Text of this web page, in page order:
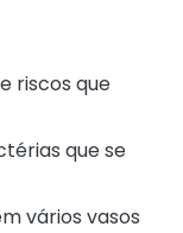
riscos que
que se
vários vasos